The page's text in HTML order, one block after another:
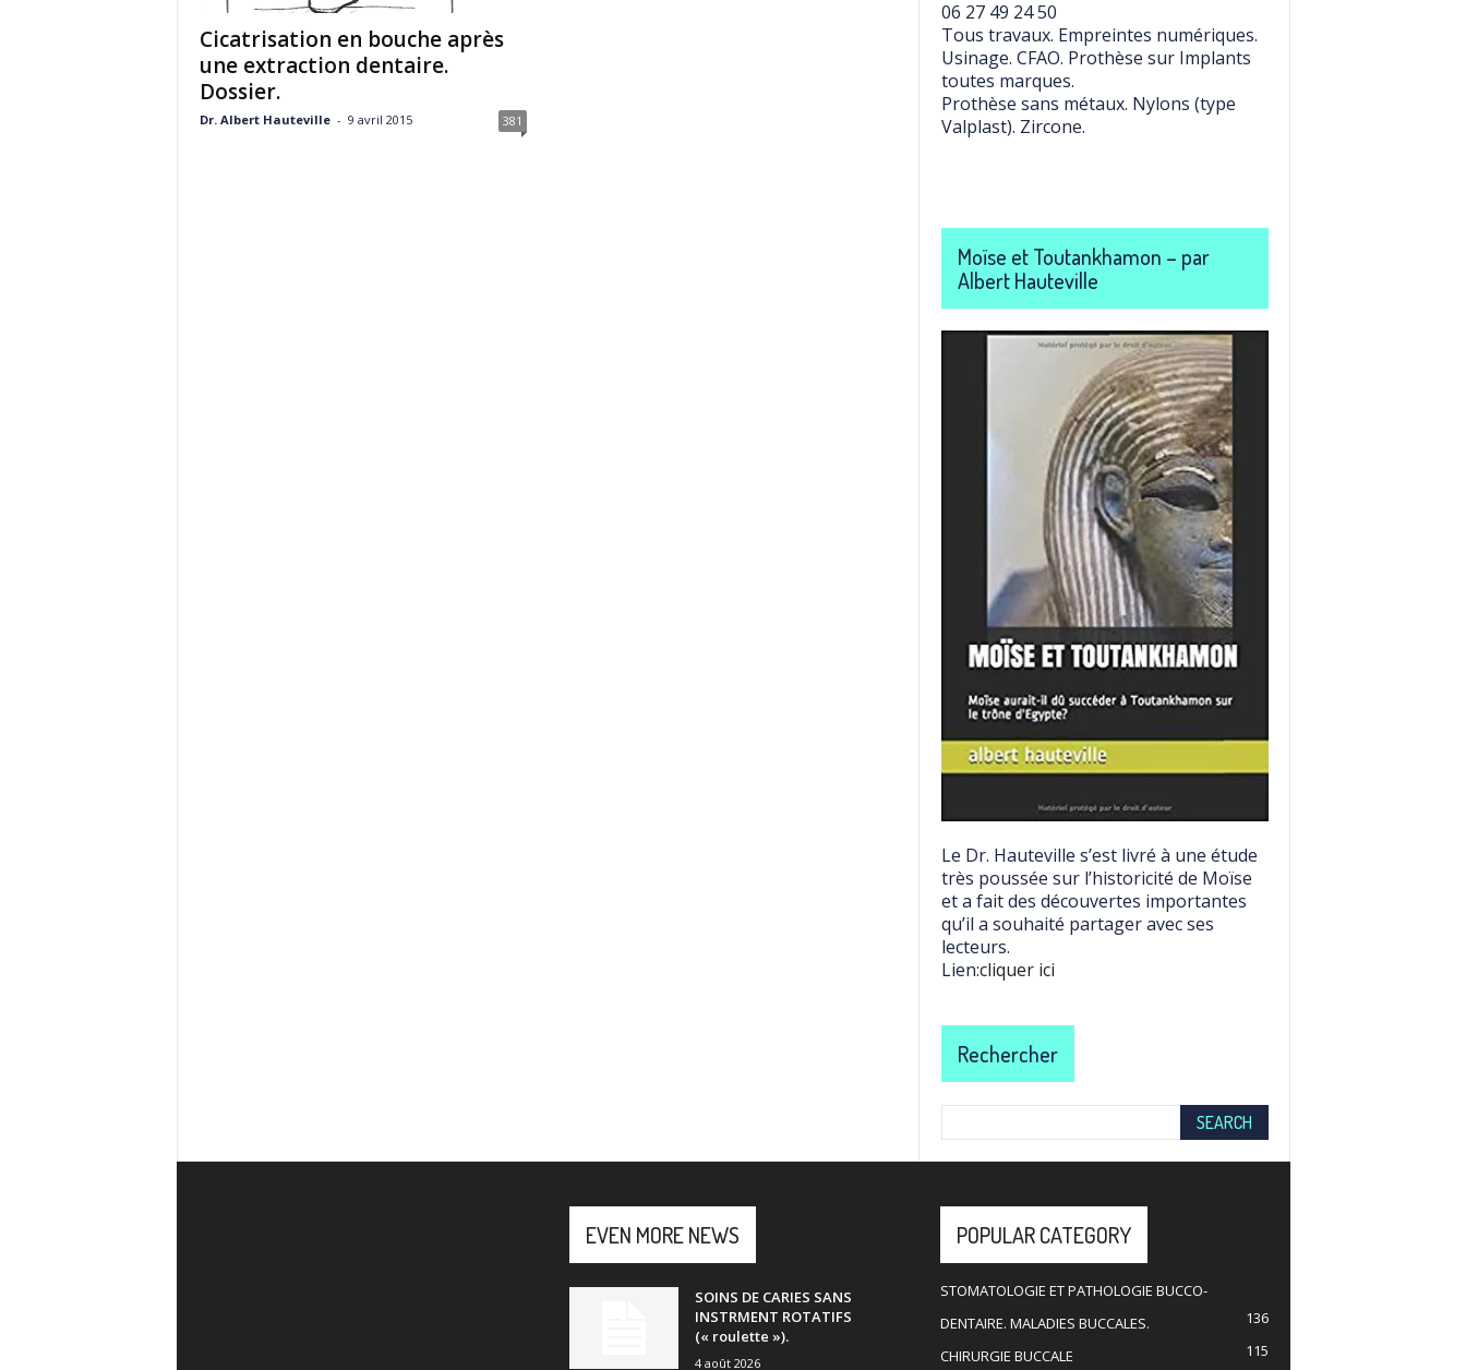
Cicatrisation en bouche après
une extraction dentaire.
Dossier.
Dr. Albert Hauteville - 9 avril 2015 381
06 27 49 24 50
Tous travaux. Empreintes numériques.
Usinage. CFAO. Prothèse sur Implants
toutes marques.
Prothèse sans métaux. Nylons (type
Valplast). Zircone.
Moïse et Toutankhamon – par
Albert Hauteville
Le Dr. Hauteville s’est livré à une étude
très poussée sur l’historicité de Moïse
et a fait des découvertes importantes
qu’il a souhaité partager avec ses
lecteurs.
Lien:cliquer ici
Rechercher
EVEN MORE NEWS
SOINS DE CARIES SANS
INSTRMENT ROTATIFS
(« roulette »).
4 août 2026
POPULAR CATEGORY
STOMATOLOGIE ET PATHOLOGIE BUCCO-
DENTAIRE. MALADIES BUCCALES.
136
CHIRURGIE BUCCALE
115